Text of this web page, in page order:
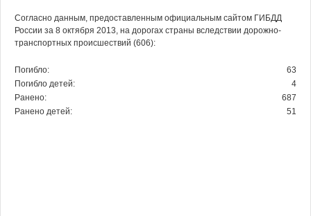
Согласно данным, предоставленным официальным сайтом ГИБДД
России за 8 октября 2013, на дорогах страны вследствии дорожно-
транспортных происшествий (606):
Погибло:
63
Погибло детей:
4
Ранено:
687
Ранено детей:
51